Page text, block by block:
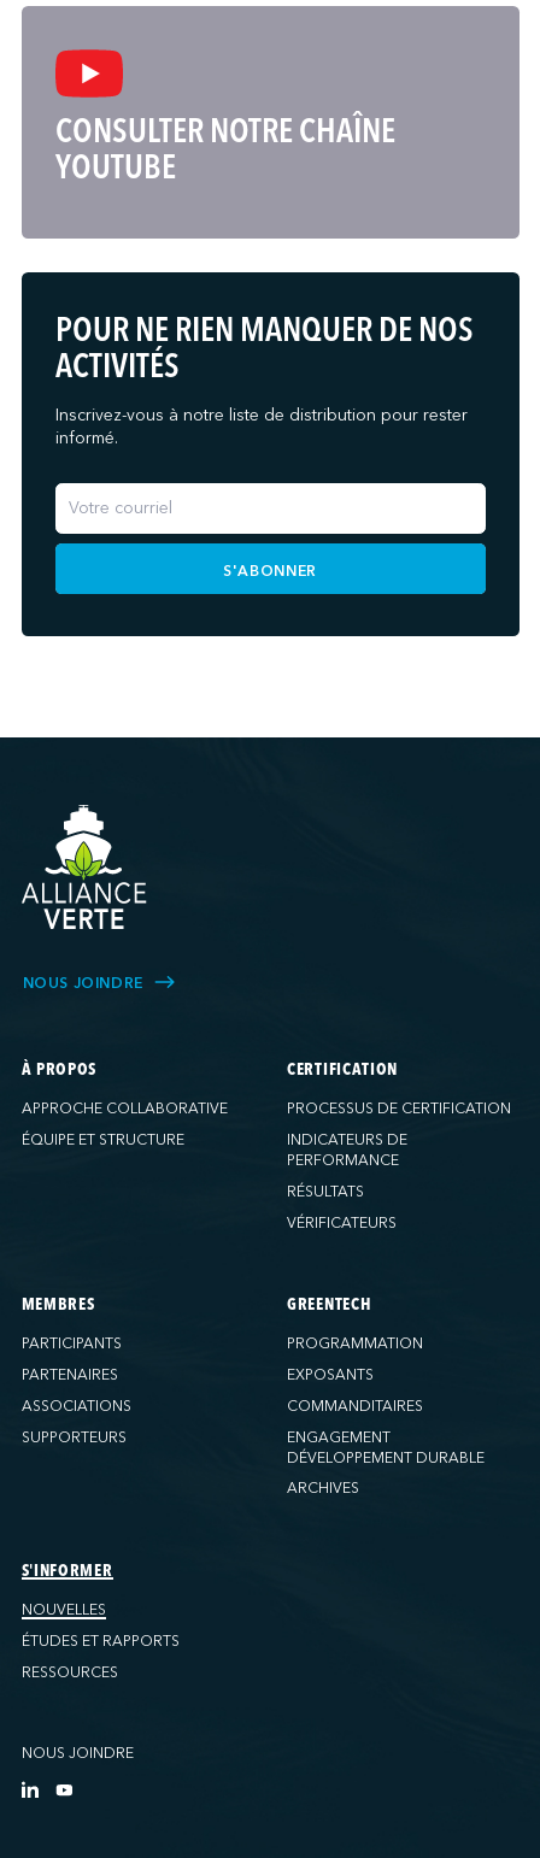
CONSULTER NOTRE CHAÎNE
YOUTUBE
POUR NE RIEN MANQUER DE NOS
ACTIVITÉS
Inscrivez-vous à notre liste de distribution pour rester
informé.
S'ABONNER
NOUS JOINDRE
À PROPOS
APPROCHE COLLABORATIVE
ÉQUIPE ET STRUCTURE
CERTIFICATION
PROCESSUS DE CERTIFICATION
INDICATEURS DE
PERFORMANCE
RÉSULTATS
VÉRIFICATEURS
MEMBRES
PARTICIPANTS
PARTENAIRES
ASSOCIATIONS
SUPPORTEURS
GREENTECH
PROGRAMMATION
EXPOSANTS
COMMANDITAIRES
ENGAGEMENT
DÉVELOPPEMENT DURABLE
ARCHIVES
S'INFORMER
NOUVELLES
ÉTUDES ET RAPPORTS
RESSOURCES
NOUS JOINDRE